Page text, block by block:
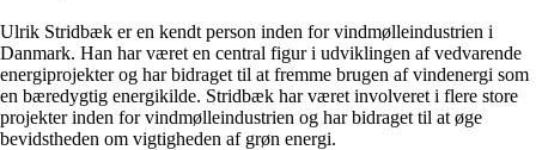
Ulrik Stridbæk er en kendt person inden for vindmølleindustrien i
Danmark. Han har været en central figur i udviklingen af vedvarende
energiprojekter og har bidraget til at fremme brugen af vindenergi som
en bæredygtig energikilde. Stridbæk har været involveret i flere store
projekter inden for vindmølleindustrien og har bidraget til at øge
bevidstheden om vigtigheden af grøn energi.